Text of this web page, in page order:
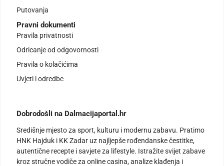
Putovanja
Pravni dokumenti
Pravila privatnosti
Odricanje od odgovornosti
Pravila o kolačićima
Uvjeti i odredbe
Dobrodošli na Dalmacijaportal.hr
Središnje mjesto za sport, kulturu i modernu zabavu. Pratimo
HNK Hajduk i KK Zadar uz najljepše rođendanske čestitke,
autentične recepte i savjete za lifestyle. Istražite svijet zabave
kroz stručne vodiče za online casina, analize klađenja i